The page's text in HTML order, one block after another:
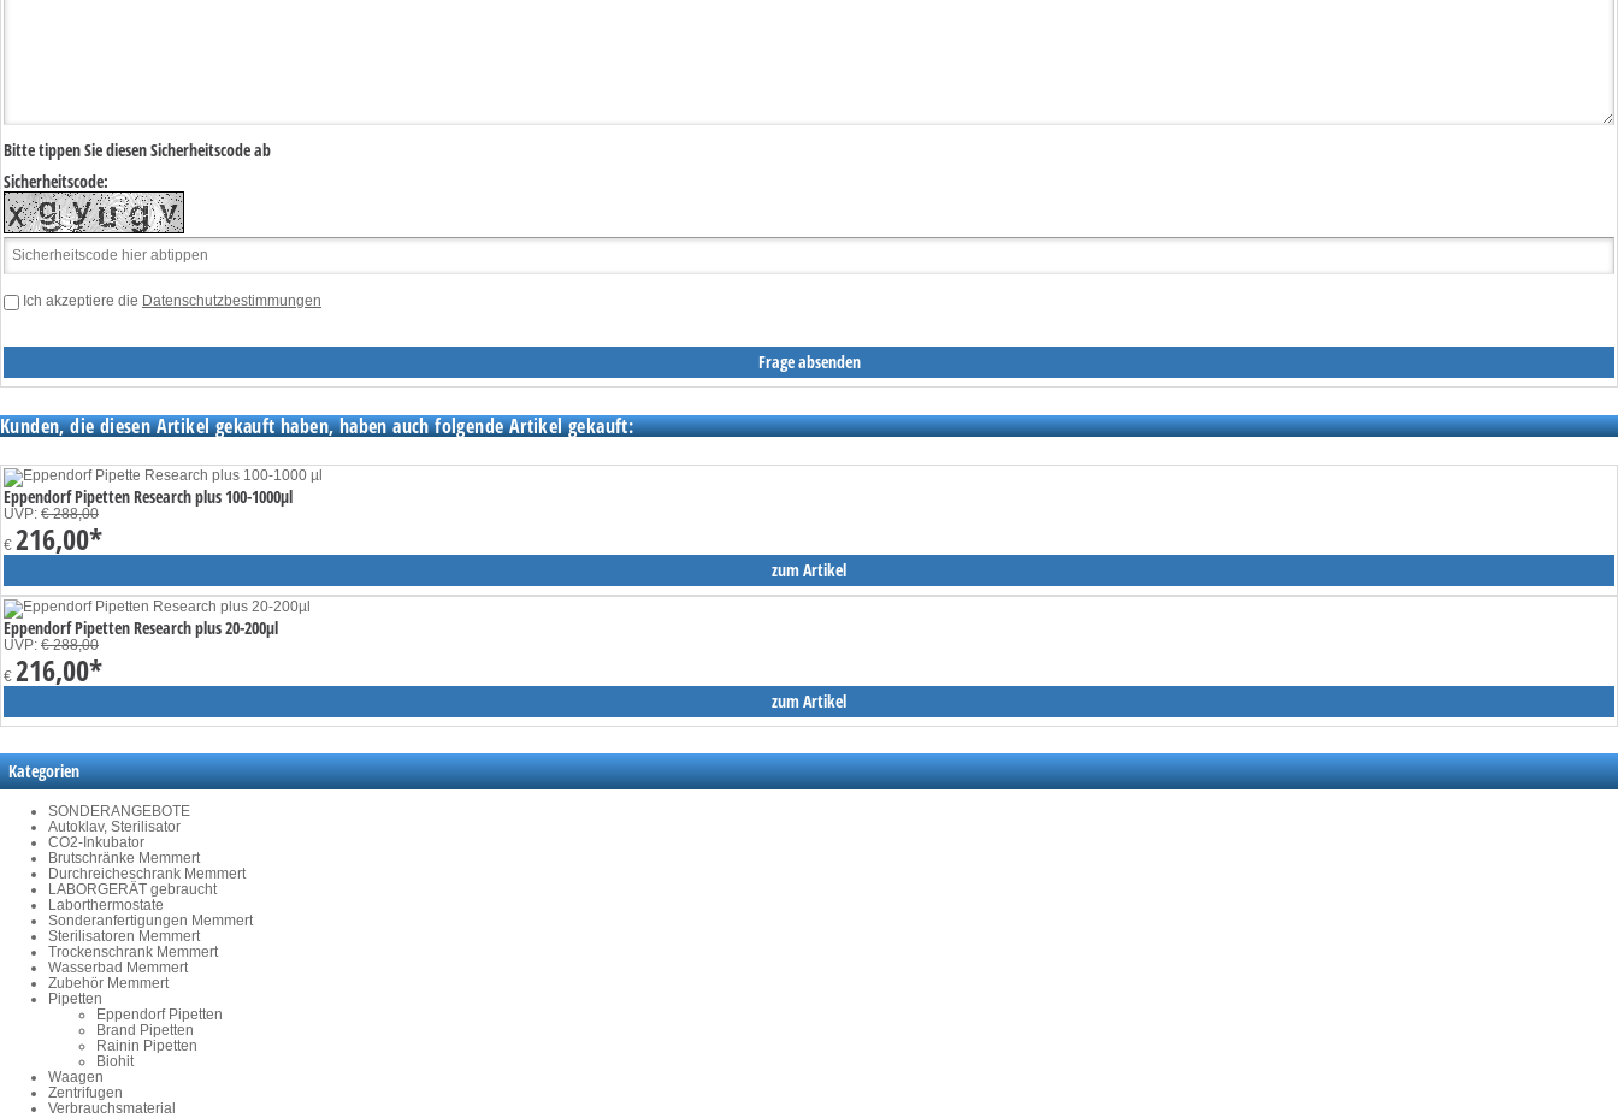
Bitte tippen Sie diesen Sicherheitscode ab
Sicherheitscode:
Ich akzeptiere die Datenschutzbestimmungen
Kunden, die diesen Artikel gekauft haben, haben auch folgende Artikel gekauft:
Eppendorf Pipetten Research plus 100-1000µl
UVP: € 288,00
€ 216,00*
zum Artikel
Eppendorf Pipetten Research plus 20-200µl
UVP: € 288,00
€ 216,00*
zum Artikel
Kategorien
SONDERANGEBOTE
Autoklav, Sterilisator
CO2-Inkubator
Brutschränke Memmert
Durchreicheschrank Memmert
LABORGERÄT gebraucht
Laborthermostate
Sonderanfertigungen Memmert
Sterilisatoren Memmert
Trockenschrank Memmert
Wasserbad Memmert
Zubehör Memmert
Pipetten
Eppendorf Pipetten
Brand Pipetten
Rainin Pipetten
Biohit
Waagen
Zentrifugen
Verbrauchsmaterial